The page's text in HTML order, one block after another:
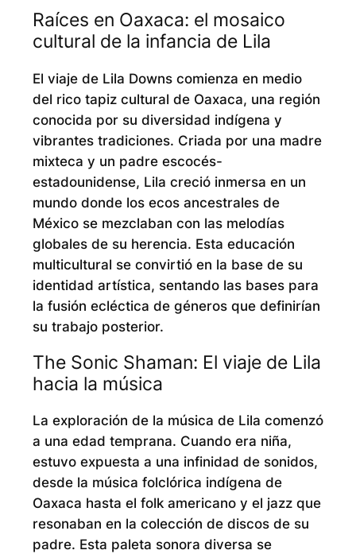
Raíces en Oaxaca: el mosaico
cultural de la infancia de Lila
El viaje de Lila Downs comienza en medio
del rico tapiz cultural de Oaxaca, una región
conocida por su diversidad indígena y
vibrantes tradiciones. Criada por una madre
mixteca y un padre escocés-
estadounidense, Lila creció inmersa en un
mundo donde los ecos ancestrales de
México se mezclaban con las melodías
globales de su herencia. Esta educación
multicultural se convirtió en la base de su
identidad artística, sentando las bases para
la fusión ecléctica de géneros que definirían
su trabajo posterior.
The Sonic Shaman: El viaje de Lila
hacia la música
La exploración de la música de Lila comenzó
a una edad temprana. Cuando era niña,
estuvo expuesta a una infinidad de sonidos,
desde la música folclórica indígena de
Oaxaca hasta el folk americano y el jazz que
resonaban en la colección de discos de su
padre. Esta paleta sonora diversa se